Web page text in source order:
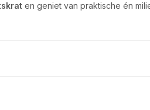
en geniet van praktische én